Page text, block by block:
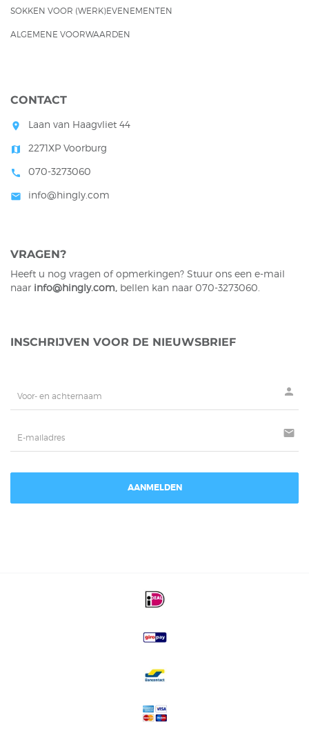
SOKKEN VOOR (WERK)EVENEMENTEN
ALGEMENE VOORWAARDEN
CONTACT
room Laan van Haagvliet 44
map 2271XP Voorburg
call 070-3273060
mail info@hingly.com
VRAGEN?
Heeft u nog vragen of opmerkingen? Stuur ons een e-mail
naar info@hingly.com, bellen kan naar 070-3273060.
INSCHRIJVEN VOOR DE NIEUWSBRIEF
person
mail
AANMELDEN